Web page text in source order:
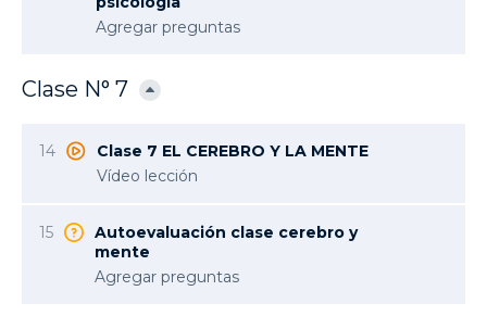
Agregar preguntas
Clase N° 7
14
Clase 7 EL CEREBRO Y LA MENTE
Vídeo lección
15
Autoevaluación clase cerebro y
mente
Agregar preguntas